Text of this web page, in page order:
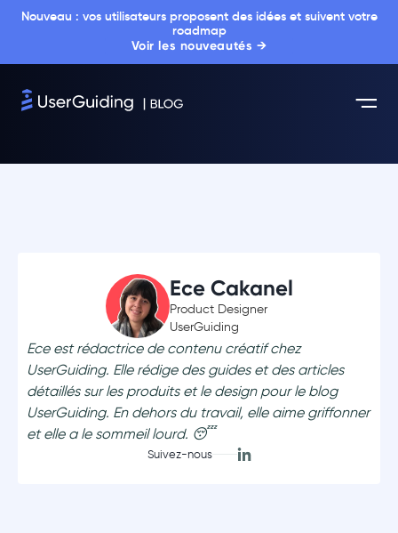
Nouveau : vos utilisateurs proposent des idées et suivent votre
roadmap
Voir les nouveautés →
Ece Cakanel
Product Designer
UserGuiding
Ece est rédactrice de contenu créatif chez
UserGuiding. Elle rédige des guides et des articles
détaillés sur les produits et le design pour le blog
UserGuiding. En dehors du travail, elle aime griffonner
et elle a le sommeil lourd. 😴
Suivez-nous